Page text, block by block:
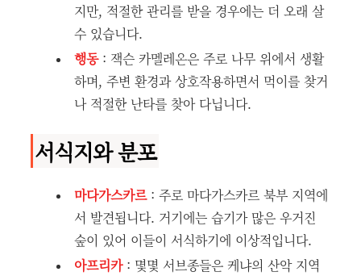
지만, 적절한 관리를 받을 경우에는 더 오래 살
수 있습니다.
행동: 잭슨 카멜레온은 주로 나무 위에서 생활
하며, 주변 환경과 상호작용하면서 먹이를 찾거
나 적절한 난타를 찾아 다닙니다.
서식지와 분포
마다가스카르: 주로 마다가스카르 북부 지역에
서 발견됩니다. 거기에는 습기가 많은 우거진
숲이 있어 이들이 서식하기에 이상적입니다.
아프리카: 몇몇 서브종들은 케냐의 산악 지역